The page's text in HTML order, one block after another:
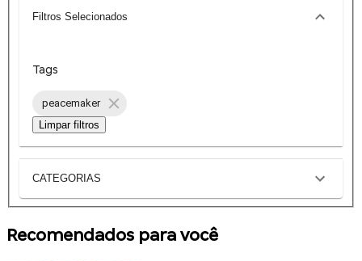
Filtros Selecionados
Tags
peacemaker
Limpar filtros
CATEGORIAS
Recomendados para você